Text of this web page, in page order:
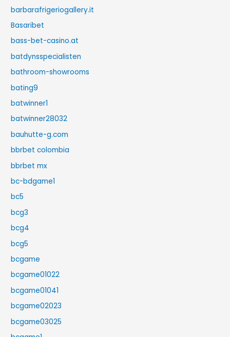
barbarafrigeriogallery.it
Basaribet
bass-bet-casino.at
batdynsspecialisten
bathroom-showrooms
bating9
batwinner1
batwinner28032
bauhutte-g.com
bbrbet colombia
bbrbet mx
bc-bdgame1
bc5
bcg3
bcg4
bcg5
bcgame
bcgame01022
bcgame01041
bcgame02023
bcgame03025